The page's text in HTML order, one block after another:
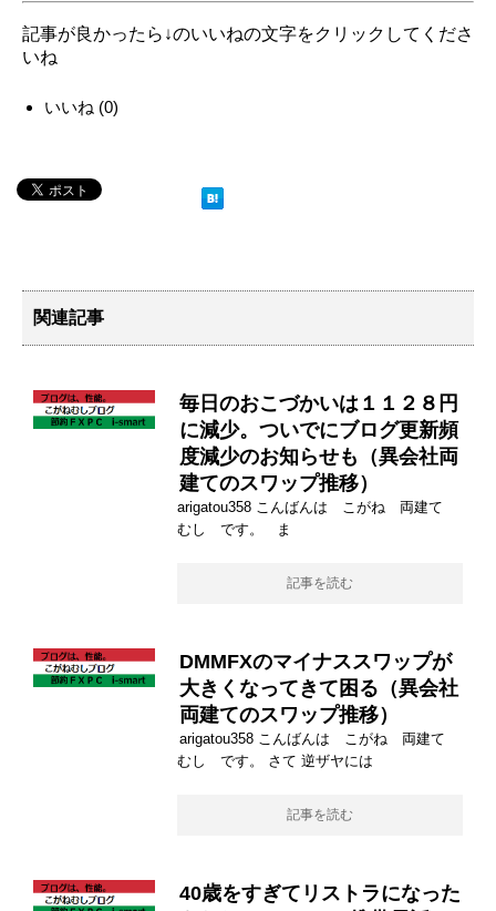
記事が良かったら↓のいいねの文字をクリックしてくださ
いね
いいね (0)
関連記事
毎日のおこづかいは１１２８円
に減少。ついでにブログ更新頻
度減少のお知らせも（異会社両
建てのスワップ推移）
arigatou358 こんばんは こがね 両建て
むし です。 ま
記事を読む
DMMFXのマイナススワップが
大きくなってきて困る（異会社
両建てのスワップ推移）
arigatou358 こんばんは こがね 両建て
むし です。 さて 逆ザヤには
記事を読む
40歳をすぎてリストラになった